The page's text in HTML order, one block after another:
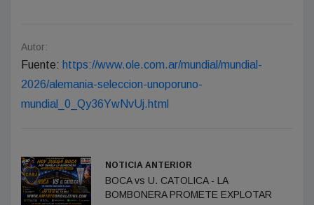
Autor:
Fuente: https://www.ole.com.ar/mundial/mundial-
2026/alemania-seleccion-unoporuno-
mundial_0_Qy36YwNvUj.html
NOTICIA ANTERIOR
BOCA vs U. CATOLICA - LA
BOMBONERA PROMETE EXPLOTAR